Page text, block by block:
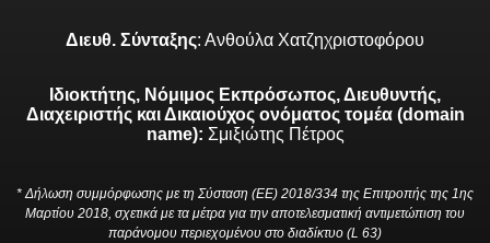
Διευθ. Σύνταξης: Ανθούλα Χατζηχριστοφόρου
Ιδιοκτήτης, Νόμιμος Εκπρόσωπος, Διευθυντής,
Διαχειριστής και Δικαιούχος ονόματος τομέα (domain
name): Σμιξιώτης Πέτρος
* Δήλωση συμμόρφωσης με τη Σύσταση (ΕΕ) 2018/334 της Επιτροπής της 1ης
Μαρτίου 2018, σχετικά με τα μέτρα για την αποτελεσματική αντιμετώπιση του
παράνομου περιεχομένου στο διαδίκτυο (L 63)